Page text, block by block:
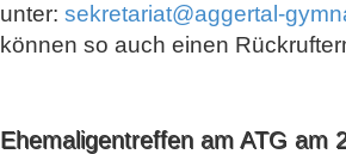
unter: sekretariat@aggertal-
können so auch einen
Ehemaligentreffen am ATG am